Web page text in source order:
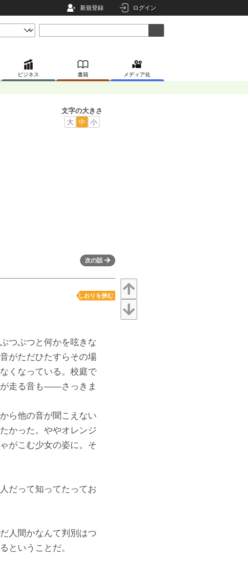
新規登録 ログイン
ビジネス 書籍 メディア化
文字の大きさ
大
中 小
次の話
しおりを挟む
つぶつと何かを呟きな
がただひたすらその場
くなっている。校庭で
が走る音も――さっきま
ら他の音が聞こえない
かった。ややオレンジ
がこむ少女の姿に。そ
だって知ってたってお
人間かなんて判別はつ
ということだ。